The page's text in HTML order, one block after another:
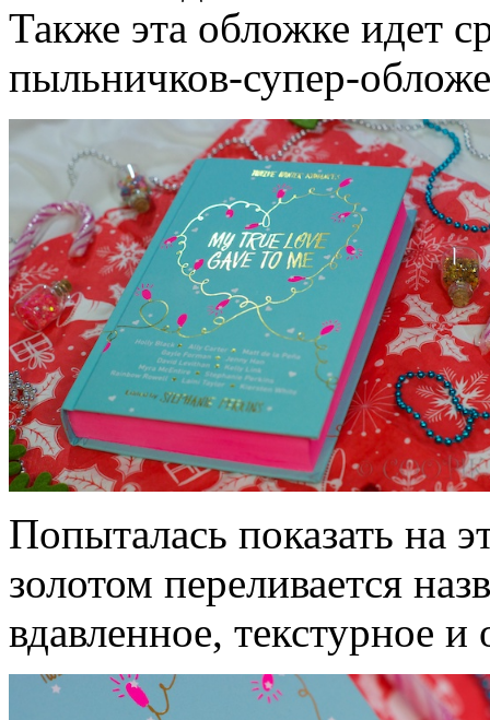
Также эта обложке идет
пыльничков-супер-
Попыталась показать на
золотом переливается
вдавленное, текстурное